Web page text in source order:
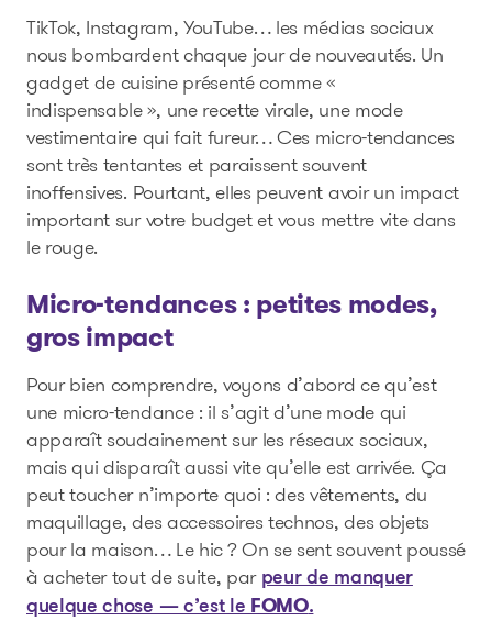
TikTok, Instagram, YouTube… les médias sociaux
nous bombardent chaque jour de nouveautés. Un
gadget de cuisine présenté comme «
indispensable », une recette virale, une mode
vestimentaire qui fait fureur… Ces micro-tendances
sont très tentantes et paraissent souvent
inoffensives. Pourtant, elles peuvent avoir un impact
important sur votre budget et vous mettre vite dans
le rouge.
Micro-tendances : petites modes,
gros impact
Pour bien comprendre, voyons d’abord ce qu’est
une micro-tendance : il s’agit d’une mode qui
apparaît soudainement sur les réseaux sociaux,
mais qui disparaît aussi vite qu’elle est arrivée. Ça
peut toucher n’importe quoi : des vêtements, du
maquillage, des accessoires technos, des objets
pour la maison… Le hic ? On se sent souvent poussé
à acheter tout de suite, par peur de manquer
quelque chose — c’est le FOMO.